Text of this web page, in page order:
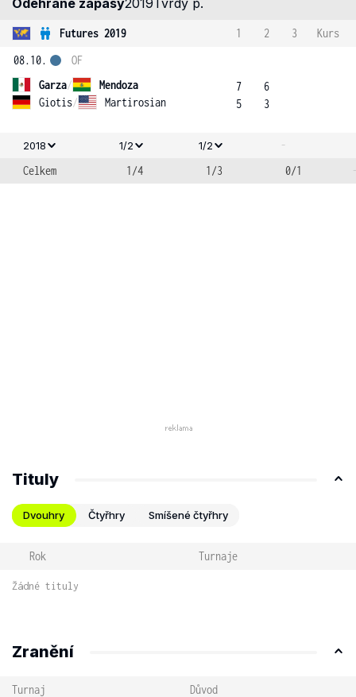
Odehrané zápasy2019Tvrdý p.
Futures 2019 1 2 3
Kurs
08.10.
Garza/
Mendoza
Giotis/ Martirosian
OF
7
5
6
3
2018 1/2 1/2
-
Celkem
1/4 1/3 0/1
Tituly
Dvouhry Čtyřhry Smíšené čtyřhry
Rok Turnaje
Žádné tituly
Zranění
Turnaj Důvod